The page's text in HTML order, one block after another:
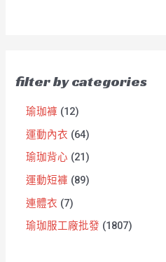
filter by categories
瑜珈褲
12
運動內衣
64
瑜珈背心
21
運動短褲
89
連體衣
7
瑜珈服工廠批發
1807